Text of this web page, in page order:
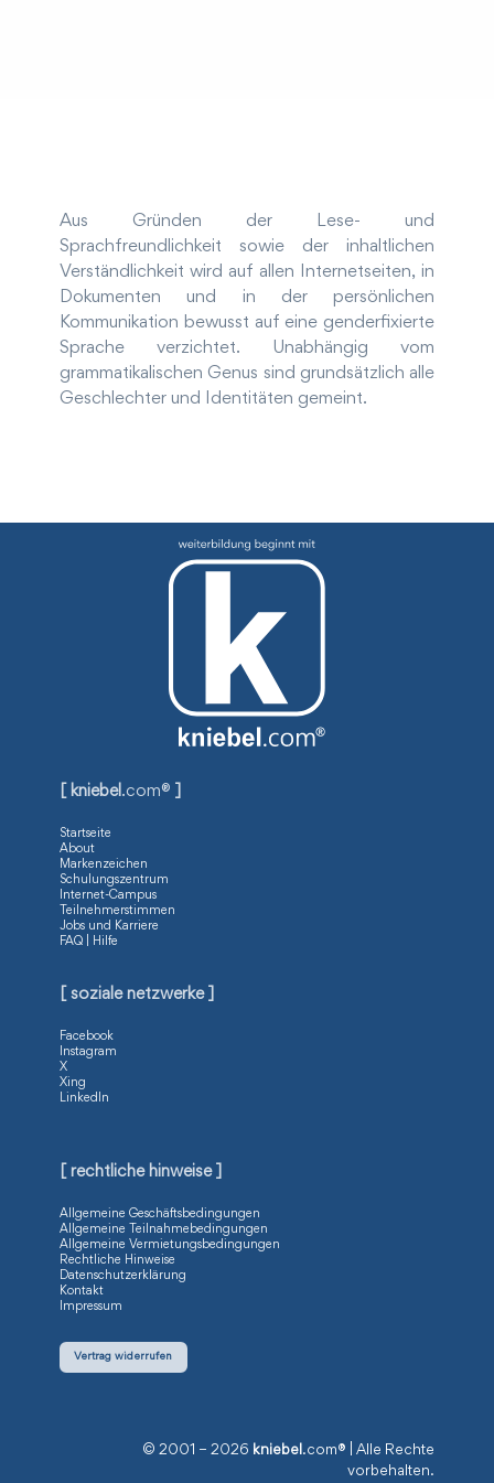
Aus Gründen der Lese- und
Sprachfreundlichkeit sowie der inhaltlichen
Verständlichkeit wird auf allen Internetseiten, in
Dokumenten und in der persönlichen
Kommunikation bewusst auf eine genderfixierte
Sprache verzichtet. Unabhängig vom
grammatikalischen Genus sind grundsätzlich alle
Geschlechter und Identitäten gemeint.
[ kniebel .com®
Startseite
About
Markenzeichen
Schulungszentrum
Internet-Campus
Teilnehmerstimmen
Jobs und Karriere
FAQ | Hilfe
[ soziale netzwerke ]
Facebook
Instagram
X
Xing
LinkedIn
[ rechtliche hinweise ]
Allgemeine Geschäftsbedingungen
Allgemeine Teilnahmebedingungen
Allgemeine Vermietungsbedingungen
Rechtliche Hinweise
Datenschutzerklärung
Kontakt
Impressum
Vertrag widerrufen
© 2001 – 2026 kniebel .com® | Alle Rechte
vorbehalten.